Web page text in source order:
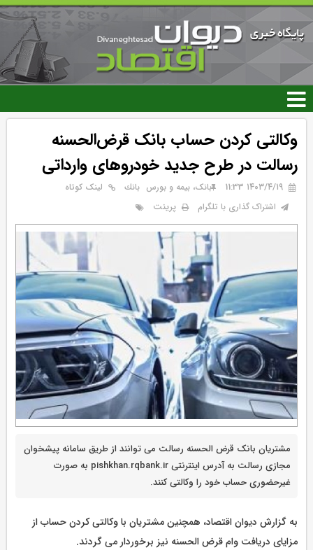
رفتن
محتوای
اصلی
وکالتی کردن حساب بانک قرض‌الحسنه
رسالت در طرح جدید خودروهای وارداتی
۱۴۰۳/۴/۱۹ 11:33 بانک، بیمه و بورس بانك
لینک کوتاه
اشتراک گذاری با تلگرام
پرینت
مشتریان بانک قرض الحسنه رسالت می توانند از طریق سامانه پیشخوان
مجازی رسالت به آدرس اینترنتی pishkhan.rqbank.ir به صورت
غیرحضوری حساب خود را وکالتی کنند.
به گزارش دیوان اقتصاد، همچنین مشتریان با وکالتی کردن حساب از
مزایای دریافت وام قرض الحسنه نیز برخوردار می گردند.